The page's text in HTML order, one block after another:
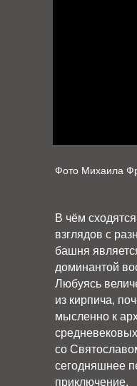
Фото Михаила
В чём
взглядов с
башня
доминантой
Любуясь
из кирпича,
мысленно к
со
сегодняшнее
приключение.